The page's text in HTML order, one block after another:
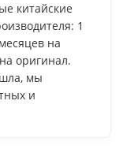
китайские
1
на
оригинал.
мы
и